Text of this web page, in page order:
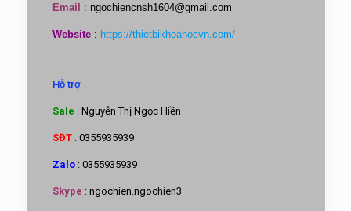
Email : ngochiencnsh1604@gmail.com
Website : https://thietbikhoahocvn.com/
Hỗ trợ
Sale : Nguyễn Thị Ngọc Hiền
SĐT: 0355935939
Zalo : 0355935939
Skype : ngochien.ngochien3